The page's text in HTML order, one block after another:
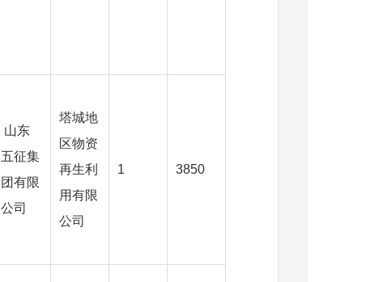
山东
五征集
团有限
公司
塔城地
区物资
再生利
用有限
公司
1 3850